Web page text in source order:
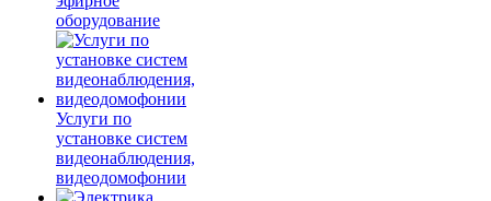
оборудование
Услуги по
установке систем
видеонаблюдения,
видеодомофонии